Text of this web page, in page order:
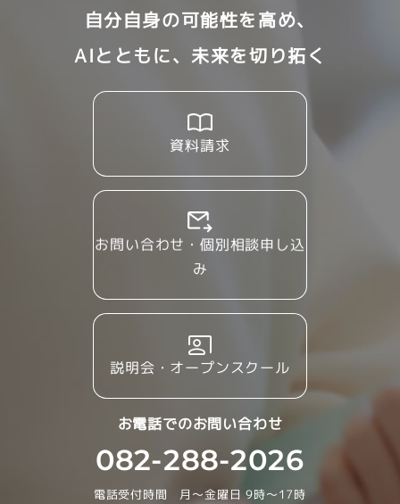
自分自身の可能性を高め、
AIとともに、未来を切り拓く
資料請求
お問い合わせ・個別相談申し込
み
説明会・オープンスクール
お電話でのお問い合わせ
082-288-2026
電話受付時間 月～金曜日 9時～17時